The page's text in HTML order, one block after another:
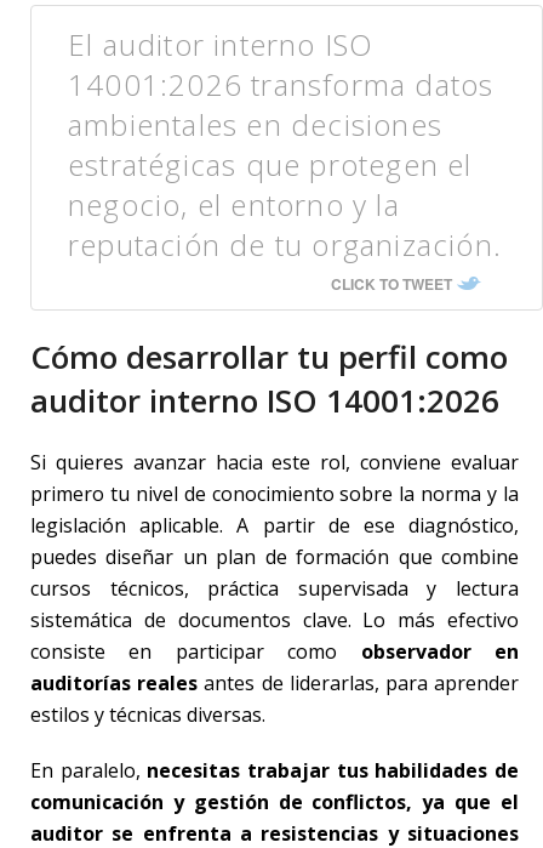
El auditor interno ISO
14001:2026 transforma datos
ambientales en decisiones
estratégicas que protegen el
negocio, el entorno y la
reputación de tu organización.
CLICK TO TWEET
Cómo desarrollar tu perfil como
auditor interno ISO 14001:2026
Si quieres avanzar hacia este rol, conviene evaluar
primero tu nivel de conocimiento sobre la norma y la
legislación aplicable. A partir de ese diagnóstico,
puedes diseñar un plan de formación que combine
cursos técnicos, práctica supervisada y lectura
sistemática de documentos clave. Lo más efectivo
consiste en participar como observador en
auditorías reales antes de liderarlas, para aprender
estilos y técnicas diversas.
En paralelo, necesitas trabajar tus habilidades de
comunicación y gestión de conflictos, ya que el
auditor se enfrenta a resistencias y situaciones